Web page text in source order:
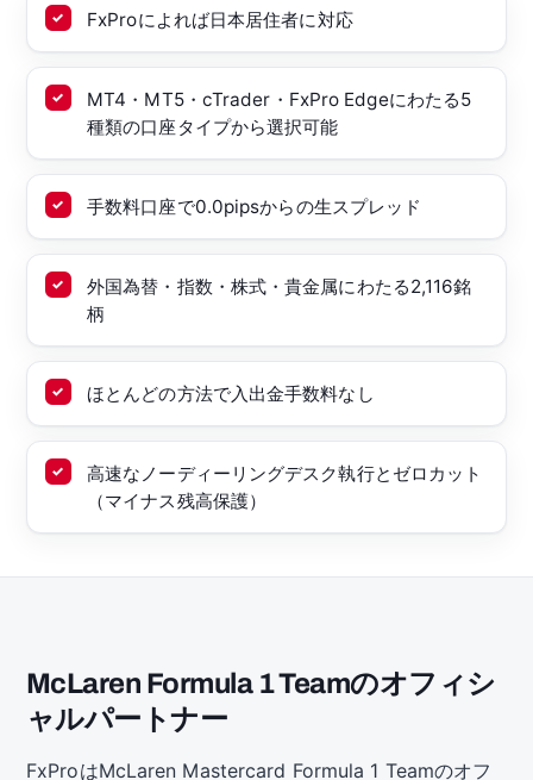
FxProによれば日本居住者に対応
MT4・MT5・cTrader・FxPro Edgeにわたる5
種類の口座タイプから選択可能
手数料口座で0.0pipsからの生スプレッド
外国為替・指数・株式・貴金属にわたる2,116銘
柄
ほとんどの方法で入出金手数料なし
高速なノーディーリングデスク執行とゼロカット
（マイナス残高保護）
McLaren Formula 1 Teamのオフィシ
ャルパートナー
FxProはMcLaren Mastercard Formula 1 Teamのオフ